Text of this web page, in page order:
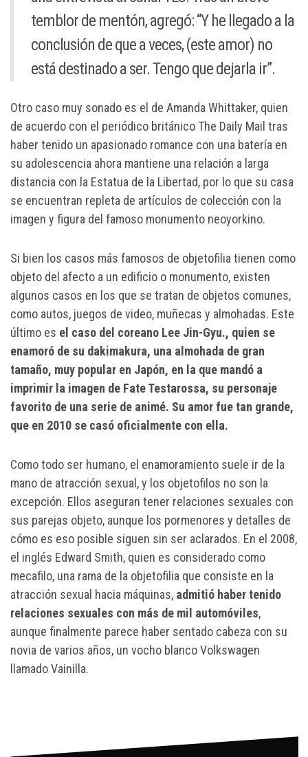
temblor de mentón, agregó: “Y he llegado a la
conclusión de que a veces, (este amor) no
está destinado a ser. Tengo que dejarla ir”.
Otro caso muy sonado es el de Amanda Whittaker, quien
de acuerdo con el periódico británico The Daily Mail tras
haber tenido un apasionado romance con una batería en
su adolescencia ahora mantiene una relación a larga
distancia con la Estatua de la Libertad, por lo que su casa
se encuentran repleta de artículos de colección con la
imagen y figura del famoso monumento neoyorkino.
Si bien los casos más famosos de objetofilia tienen como
objeto del afecto a un edificio o monumento, existen
algunos casos en los que se tratan de objetos comunes,
como autos, juegos de video, muñecas y almohadas. Este
último es el caso del coreano Lee Jin-Gyu., quien se
enamoró de su dakimakura, una almohada de gran
tamaño, muy popular en Japón, en la que mandó a
imprimir la imagen de Fate Testarossa, su personaje
favorito de una serie de animé. Su amor fue tan grande,
que en 2010 se casó oficialmente con ella.
Como todo ser humano, el enamoramiento suele ir de la
mano de atracción sexual, y los objetofilos no son la
excepción. Ellos aseguran tener relaciones sexuales con
sus parejas objeto, aunque los pormenores y detalles de
cómo es eso posible siguen sin ser aclarados. En el 2008,
el inglés Edward Smith, quien es considerado como
mecafilo, una rama de la objetofilia que consiste en la
atracción sexual hacia máquinas, admitió haber tenido
relaciones sexuales con más de mil automóviles,
aunque finalmente parece haber sentado cabeza con su
novia de varios años, un vocho blanco Volkswagen
llamado Vainilla.